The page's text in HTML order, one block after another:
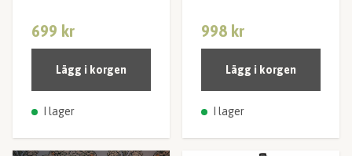
699 kr
Lägg i korgen
I lager
998 kr
Lägg i korgen
I lager